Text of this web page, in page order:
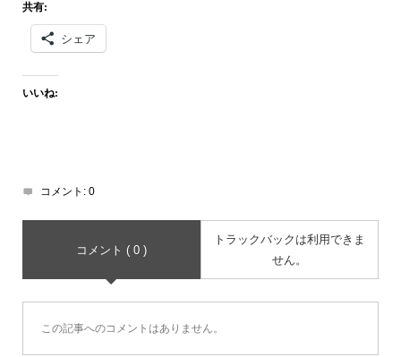
共有:
シェア
いいね:
コメント: 0
コメント ( 0 )
トラックバックは利用できま
せん。
この記事へのコメントはありません。